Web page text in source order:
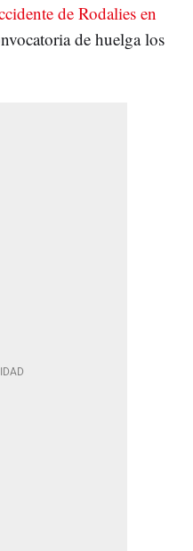
de Rodalies en
de huelga los